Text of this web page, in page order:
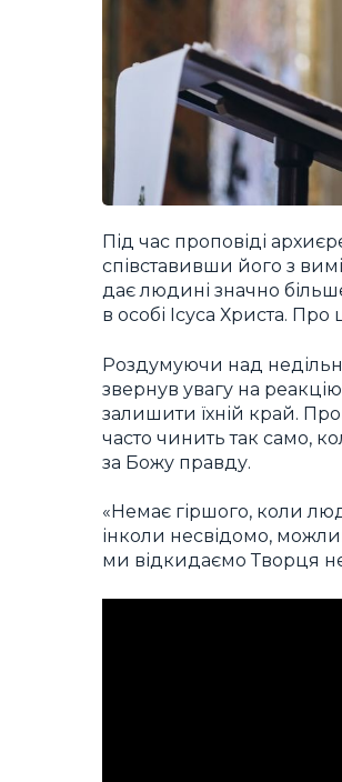
Під час проповіді
співставивши його з
дає людині значно
в особі Ісуса Христа. Про
Роздумуючи над
звернув увагу на
залишити їхній край.
часто чинить так само,
за Божу правду.
«Немає гіршого, коли
інколи несвідомо,
ми відкидаємо Творця